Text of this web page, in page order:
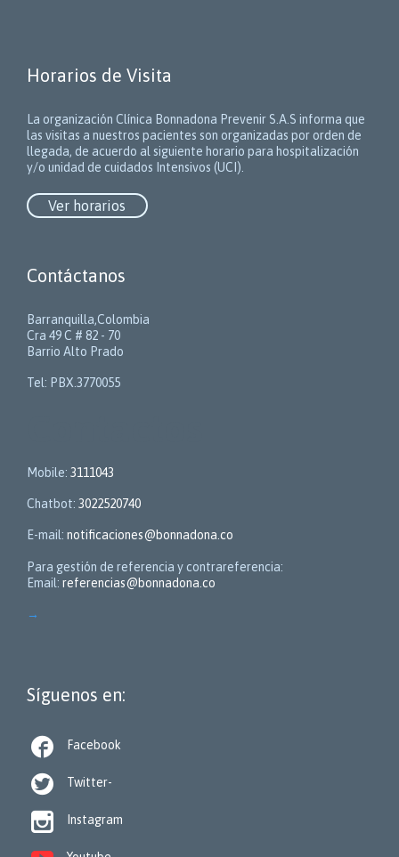
Horarios de Visita
La organización Clínica Bonnadona Prevenir S.A.S informa que
las visitas a nuestros pacientes son organizadas por orden de
llegada, de acuerdo al siguiente horario para hospitalización
y/o unidad de cuidados Intensivos (UCI).
Ver horarios
Contáctanos
Barranquilla,Colombia
Cra 49 C # 82 - 70
Barrio Alto Prado
Tel: PBX.3770055
Mobile: 3111043
Chatbot: 3022520740
E-mail: notificaciones@bonnadona.co
Para gestión de referencia y contrareferencia:
Email: referencias@bonnadona.co
→
Síguenos en:
 Facebook
 Twitter-
 Instagram